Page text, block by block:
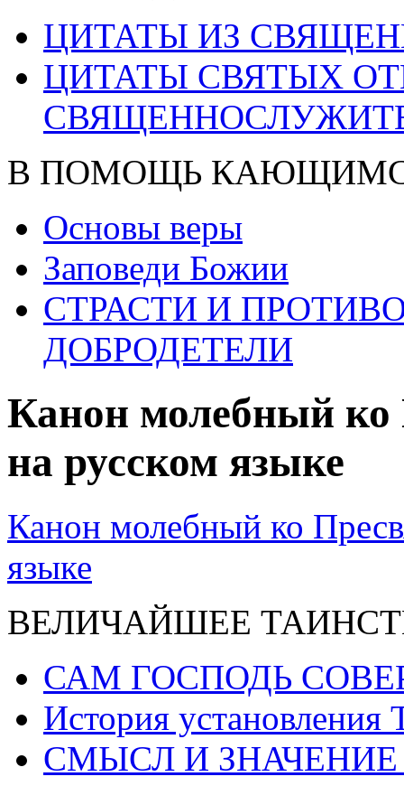
ЦИТАТЫ ИЗ
ЦИТАТЫ СВЯТЫХ
В ПОМОЩЬ
Основы веры
Заповеди Божии
СТРАСТИ И
ДОБРОДЕТЕЛИ
Канон молебный ко
на русском языке
Канон молебный ко
языке
ВЕЛИЧАЙШЕЕ
САМ ГОСПОДЬ
История установления
СМЫСЛ И